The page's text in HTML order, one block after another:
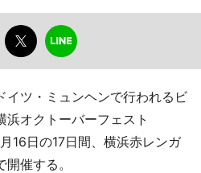
ツ・ミュンヘンで行われるビ
浜オクトーバーフェスト
16日の17日間、横浜赤レンガ
催する。